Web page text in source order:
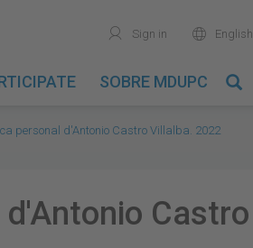
user Sign in world English
SOBRE MDUPC
personal d'Antonio Castro Villalba. 2022
Castro